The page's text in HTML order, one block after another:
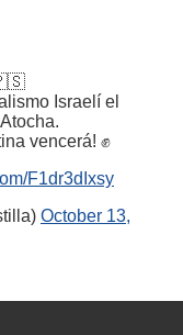
🇵🇸
Israelí el
vencerá! ✊
F1dr3dIxsy
October 13,